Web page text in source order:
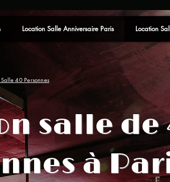
Location Salle Anniversaire Paris Location
salle de
à
40 Personnes